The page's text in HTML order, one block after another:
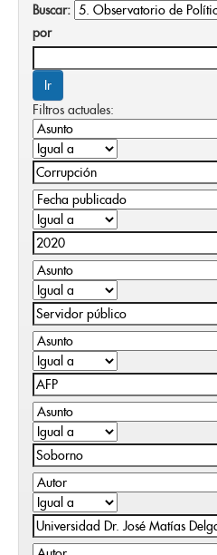
Buscar:
por
Filtros actuales: